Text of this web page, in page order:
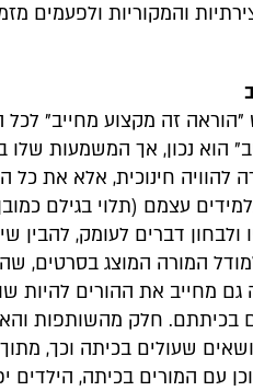
והמקוריות ולפעמים
זה מקצוע מחייב"
הוא נכון, אך המשמעות שלו
להוויה חינוכית, אלא את כל
עצמם (תלוי בגילם
ולבחון דברים לעומק, להבין
המורה המוצג בסרטים,
מחייב את ההורים להיות
בכיתתם. חלק מהשותפות
שעולים בכיתה וכך,
עם המורים בכיתה, הילדים